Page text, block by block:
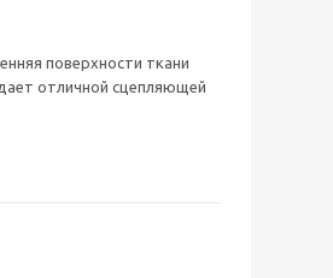
поверхности ткани
отличной сцепляющей